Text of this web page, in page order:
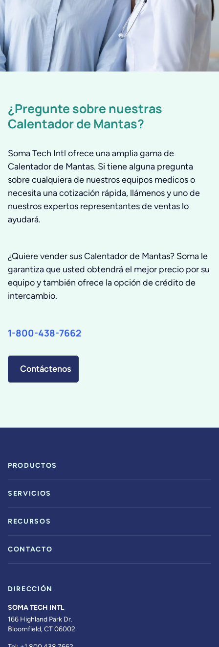
¿Pregunte sobre nuestras
Calentador de Mantas?
Soma Tech Intl ofrece una amplia gama de
Calentador de Mantas. Si tiene alguna pregunta
sobre cualquiera de nuestros equipos medicos o
necesita una cotización rápida, llámenos y uno de
nuestros expertos representantes de ventas lo
ayudará.
¿Quiere vender sus Calentador de Mantas? Soma le
garantiza que usted obtendrá el mejor precio por su
equipo y también ofrece la opción de crédito de
intercambio.
1-800-438-7662
Contáctenos
PRODUCTOS
SERVICIOS
RECURSOS
CONTACTO
DIRECCIÓN
SOMA TECH INTL
166 Highland Park Dr.
Bloomfield, CT 06002